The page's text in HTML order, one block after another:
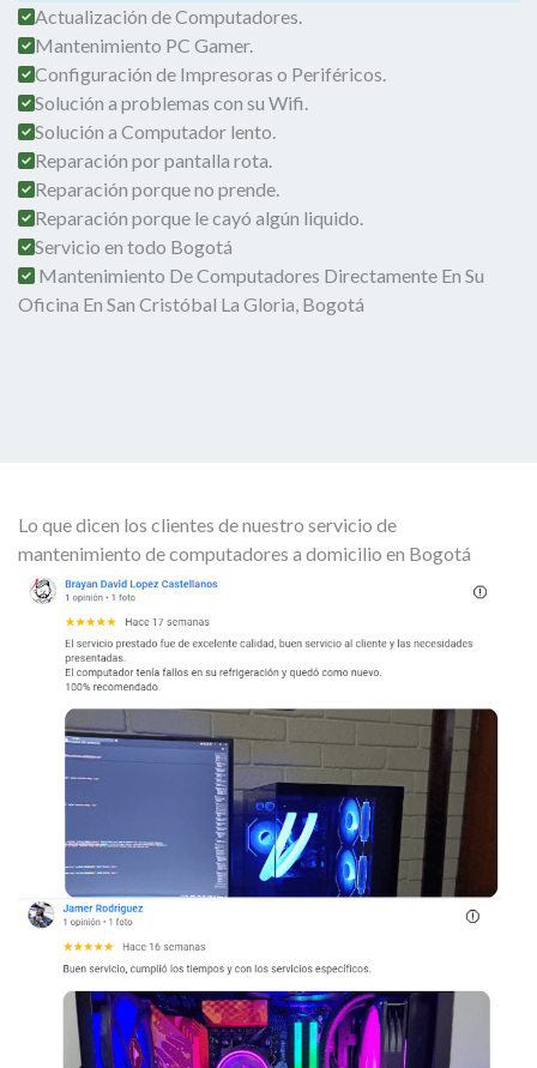
Actualización de Computadores.
Mantenimiento PC Gamer.
Configuración de Impresoras o Periféricos.
Solución a problemas con su Wifi.
Solución a Computador lento.
Reparación por pantalla rota.
Reparación porque no prende.
Reparación porque le cayó algún liquido.
Servicio en todo Bogotá
Mantenimiento De Computadores Directamente En Su
Oficina En San Cristóbal La Gloria, Bogotá
Lo que dicen los clientes de nuestro servicio de
mantenimiento de computadores a domicilio en Bogotá